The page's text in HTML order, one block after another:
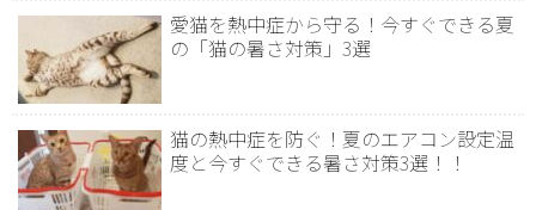
愛猫を熱中症から守る！今すぐできる夏
の「猫の暑さ対策」3選
猫の熱中症を防ぐ！夏のエアコン設定温
度と今すぐできる暑さ対策3選！！